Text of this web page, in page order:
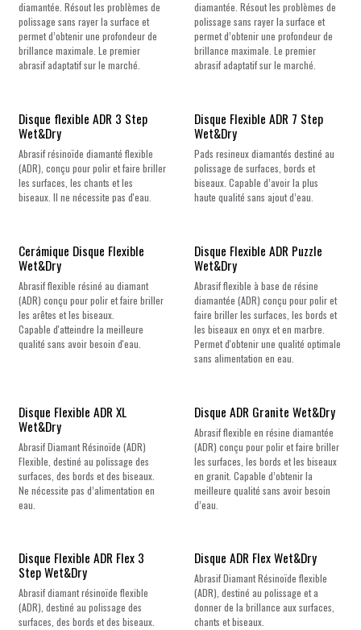
diamantée. Résout les problèmes de
polissage sans rayer la surface et
permet d’obtenir une profondeur de
brillance maximale. Le premier
abrasif adaptatif sur le marché.
diamantée. Résout les problèmes de
polissage sans rayer la surface et
permet d’obtenir une profondeur de
brillance maximale. Le premier
abrasif adaptatif sur le marché.
Disque flexible ADR 3 Step
Wet&Dry
Abrasif résinoïde diamanté flexible
(ADR), conçu pour polir et faire briller
les surfaces, les chants et les
biseaux. Il ne nécessite pas d'eau.
Disque Flexible ADR 7 Step
Wet&Dry
Pads resineux diamantés destiné au
polissage de surfaces, bords et
biseaux. Capable d’avoir la plus
haute qualité sans ajout d’eau.
Cerámique Disque Flexible
Wet&Dry
Abrasif flexible résiné au diamant
(ADR) conçu pour polir et faire briller
les arêtes et les biseaux.
Capable d'atteindre la meilleure
qualité sans avoir besoin d'eau.
Disque Flexible ADR Puzzle
Wet&Dry
Abrasif flexible à base de résine
diamantée (ADR) conçu pour polir et
faire briller les surfaces, les bords et
les biseaux en onyx et en marbre.
Permet d'obtenir une qualité optimale
sans alimentation en eau.
Disque Flexible ADR XL
Wet&Dry
Abrasif Diamant Résinoïde (ADR)
Flexible, destiné au polissage des
surfaces, des bords et des biseaux.
Ne nécessite pas d’alimentation en
eau.
Disque ADR Granite Wet&Dry
Abrasif flexible en résine diamantée
(ADR) conçu pour polir et faire briller
les surfaces, les bords et les biseaux
en granit. Capable d’obtenir la
meilleure qualité sans avoir besoin
d’eau.
Disque Flexible ADR Flex 3
Step Wet&Dry
Abrasif diamant résinoïde flexible
(ADR), destiné au polissage des
surfaces, des bords et des biseaux.
Disque ADR Flex Wet&Dry
Abrasif Diamant Résinoïde flexible
(ADR), destiné au polissage et a
donner de la brillance aux surfaces,
chants et biseaux.